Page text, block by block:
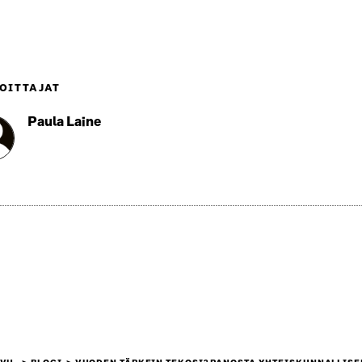
Paula Laine